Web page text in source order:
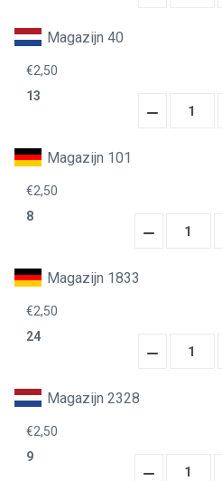
Magazijn 40
€2,50
13
Hoeveelheid
Magazijn 101
€2,50
8
Hoeveelheid
Magazijn 1833
€2,50
24
Hoeveelheid
Magazijn 2328
€2,50
9
Hoeveelheid